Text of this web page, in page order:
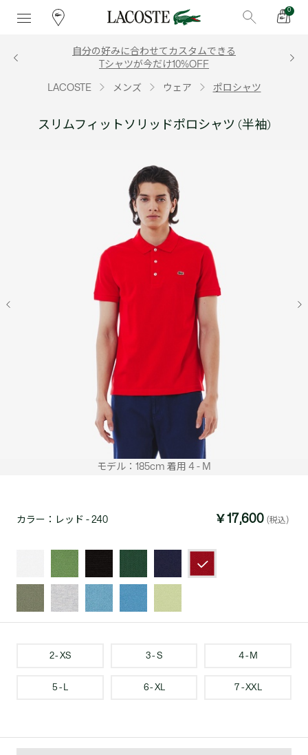
0
自分の好みに合わせてカスタムできる
Tシャツが今だけ10%OFF
LACOSTE メンズ ウェア ポロシャツ
スリムフィットソリッドポロシャツ (半袖)
モデル：185cm 着用 4 - M
カラー： レッド - 240 ￥17,600 (税込)
2 - XS 3 - S 4 - M
5 - L 6 - XL 7 - XXL